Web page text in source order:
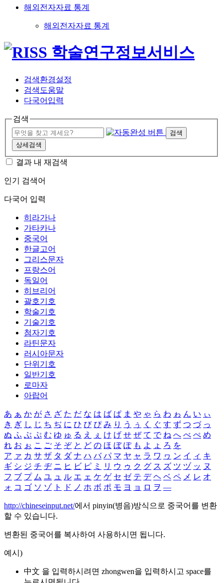
해외전자자료 통계
해외전자자료 통계
검색환경설정
검색도움말
다국어입력
검색
검색
상세검색
결과 내 재검색
인기 검색어
다국어 입력
히라가나
가타카나
중국어
한글고어
그리스문자
프랑스어
독일어
히브리어
괄호기호
학술기호
기술기호
첨자기호
라틴문자
러시아문자
단위기호
일반기호
로마자
아랍어
あ ぁ か が さ ざ た だ な は ば ぱ ま や ゃ ら わ ゎ ん い ぃ
き ぎ し じ ち ぢ に ひ び ぴ み り う ぅ く ぐ す ず つ づ っ
ぬ ふ ぶ ぷ む ゆ ゅ る え ぇ け げ せ ぜ て で ね へ べ ぺ め
れ お ぉ こ ご そ ぞ と ど の ほ ぼ ぽ も よ ょ ろ を
ア ァ カ サ ザ タ ダ ナ ハ バ パ マ ヤ ャ ラ ワ ヮ ン イ ィ キ
ギ シ ジ チ ヂ ニ ヒ ビ ピ ミ リ ウ ゥ ク グ ス ズ ツ ヅ ッ ヌ
フ ブ プ ム ユ ュ ル エ ェ ケ ゲ セ ゼ テ デ ヘ ベ ペ メ レ オ
ォ コ ゴ ソ ゾ ト ド ノ ホ ボ ポ モ ヨ ョ ロ ヲ ―
http://chineseinput.net/에서 pinyin(병음)방식으로 중국어를 변환
할 수 있습니다.
변환된 중국어를 복사하여 사용하시면 됩니다.
예시)
中文 을 입력하시려면 zhongwen을 입력하시고 space를